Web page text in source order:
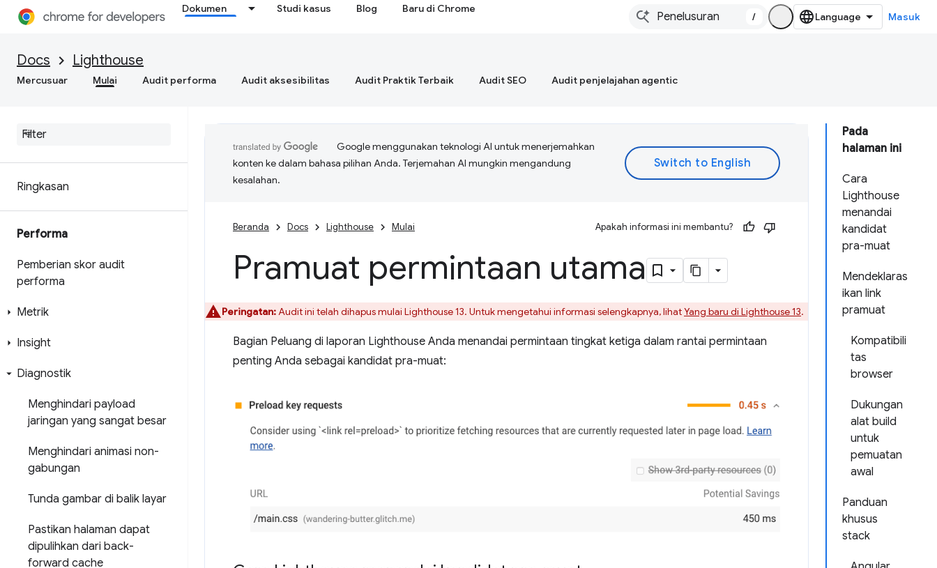
Dokumen Studi kasus Blog Baru di Chrome
/ Masuk
Docs Lighthouse
Mercusuar Mulai Audit performa Audit aksesibilitas Audit Praktik Terbaik Audit SEO Audit penjelajahan agentic
Ringkasan
Performa
Pemberian skor audit
performa
Metrik
Insight
Diagnostik
Menghindari payload
jaringan yang sangat besar
Menghindari animasi non-
gabungan
Tunda gambar di balik layar
Pastikan halaman dapat
dipulihkan dari back-
forward cache
Pada
halaman ini
Cara
Lighthouse
menandai
kandidat
pra-muat
Mendeklaras
ikan link
pramuat
Kompatibili
tas
browser
Dukungan
alat build
untuk
pemuatan
awal
Panduan
khusus
stack
Google menggunakan teknologi AI untuk menerjemahkan
konten ke dalam bahasa pilihan Anda. Terjemahan AI mungkin mengandung
kesalahan.
Beranda Docs Lighthouse Mulai Apakah informasi ini membantu?
Pramuat permintaan utama
Peringatan:Audit ini telah dihapus mulai Lighthouse 13. Untuk mengetahui informasi selengkapnya, lihatYang baru di Lighthouse 13.
Bagian Peluang di laporan Lighthouse Anda menandai permintaan tingkat ketiga dalam rantai permintaan
penting Anda sebagai kandidat pra-muat: